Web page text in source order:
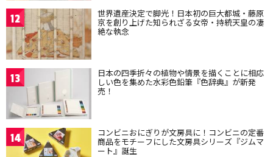
12 世界遺産決定で脚光！日本初の巨大都城・藤原
京を創り上げた知られざる女帝・持統天皇の凄
絶な執念
13 日本の四季折々の植物や情景を描くことに相応
しい色を集めた水彩色鉛筆『色辞典』が新発
売！
14 コンビニおにぎりが文房具に！コンビニの定番
商品をモチーフにした文房具シリーズ『ジムマ
ート』誕生